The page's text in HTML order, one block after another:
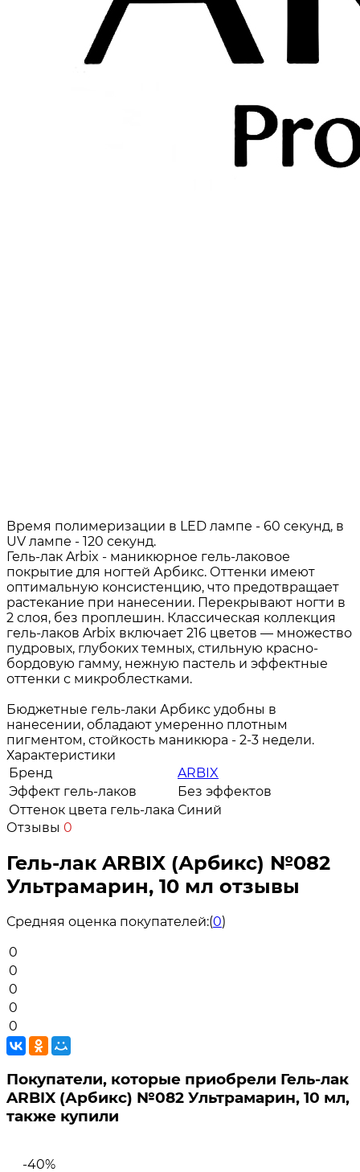
Время полимеризации в LED лампе - 60 секунд, в
UV лампе - 120 секунд.
Гель-лак Arbix - маникюрное гель-лаковое
покрытие для ногтей Арбикс. Оттенки имеют
оптимальную консистенцию, что предотвращает
растекание при нанесении. Перекрывают ногти в
2 слоя, без проплешин. Классическая коллекция
гель-лаков Arbix включает 216 цветов — множество
пудровых, глубоких темных, стильную красно-
бордовую гамму, нежную пастель и эффектные
оттенки с микроблестками.
Бюджетные гель-лаки Арбикс удобны в
нанесении, обладают умеренно плотным
пигментом, стойкость маникюра - 2-3 недели.
Характеристики
Бренд
ARBIX
Эффект гель-лаков
Без эффектов
Оттенок цвета гель-лака Синий
Отзывы 0
Гель-лак ARBIX (Арбикс) №082
Ультрамарин, 10 мл отзывы
Средняя оценка покупателей:(0)
0
0
0
0
0
Покупатели, которые приобрели Гель-лак
ARBIX (Арбикс) №082 Ультрамарин, 10 мл,
также купили
-40%